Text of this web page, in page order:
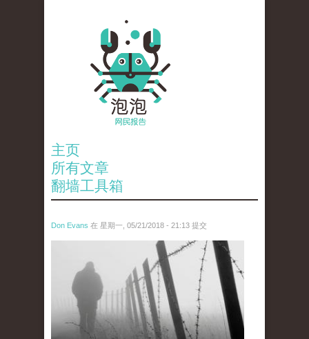
主页
所有文章
翻墙工具箱
Don Evans 在 星期一, 05/21/2018 - 21:13 提交
wechatimg1066.jpeg